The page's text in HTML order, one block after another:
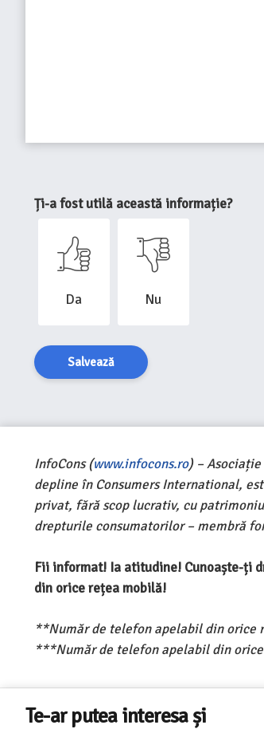
Ți-a fost utilă această informație?
Da Nu
Salvează
InfoCons (www.infocons.ro) –
depline în Consumers International,
privat, fără scop lucrativ, cu
drepturile consumatorilor – membră
Fii informat! Ia atitudine! Cunoaște-ți
din orice rețea mobilă!
**Număr de telefon apelabil din orice
***Număr de telefon apelabil din
Te-ar putea interesa și